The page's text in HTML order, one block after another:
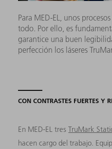
Para MED-EL, unos
todo. Por ello, es
garantice una buen
perfección los láseres
CON CONTRASTES FUERTES Y
En MED-EL tresTruMark
hacen cargo del trabajo.